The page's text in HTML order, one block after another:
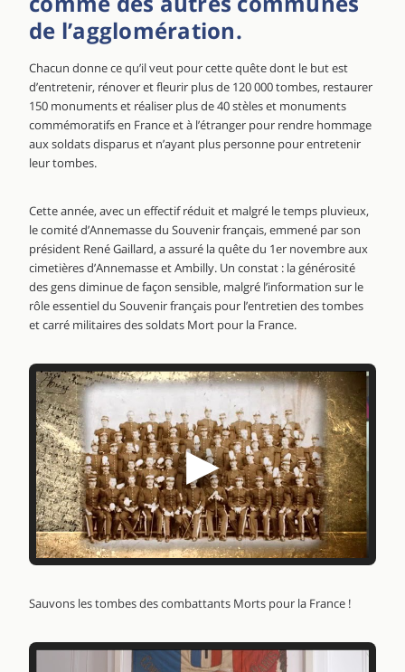
de l’agglomération.
Chacun donne ce qu’il veut pour cette quête dont le but est
d’entretenir, rénover et fleurir plus de 120 000 tombes, restaurer
150 monuments et réaliser plus de 40 stèles et monuments
commémoratifs en France et à l’étranger pour rendre hommage
aux soldats disparus et n’ayant plus personne pour entretenir
leur tombes.
Cette année, avec un effectif réduit et malgré le temps pluvieux,
le comité d’Annemasse du Souvenir français, emmené par son
président René Gaillard, a assuré la quête du 1er novembre aux
cimetières d’Annemasse et Ambilly. Un constat : la générosité
des gens diminue de façon sensible, malgré l’information sur le
rôle essentiel du Souvenir français pour l’entretien des tombes
et carré militaires des soldats Mort pour la France.
▶
Sauvons les tombes des combattants Morts pour la France !